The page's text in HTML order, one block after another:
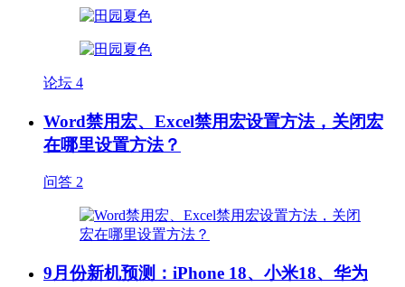
论坛 4
Word禁用宏、Excel禁用宏设置方法，关闭宏
在哪里设置方法？
问答 2
9月份新机预测：iPhone 18、小米18、华为